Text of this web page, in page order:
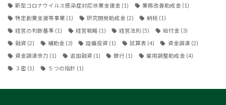
新型コロナウイルス感染症対応休業支援金 (1) 業務改善助成金 (1)
特定創業支援等事業 (1) 研究開発助成金 (2) 納税 (1)
経営の判断基準 (1) 経営戦略 (1) 経営法則 (5) 給付金 (3)
融資 (2) 補助金 (3) 設備投資 (1) 試算表 (4) 資金調達 (2)
資金調達余力 (1) 追加融資 (1) 銀行 (1) 雇用調整助成金 (4)
３密 (1) ５つの指針 (1)